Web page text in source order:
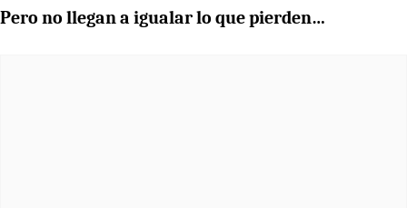
Pero no llegan a igualar lo que pierden…